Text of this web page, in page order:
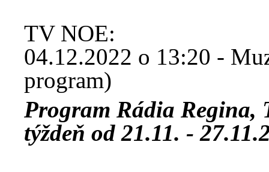
TV NOE:
04.12.2022 o 13:20 -
program)
Program Rádia Regina,
týždeň od 21.11. -